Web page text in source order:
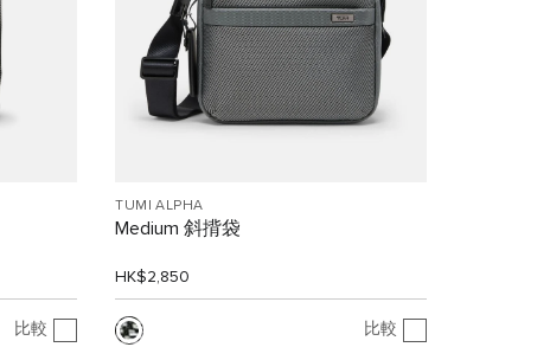
比較
TUMI ALPHA
Medium 斜揹袋
HK$2,850
比較